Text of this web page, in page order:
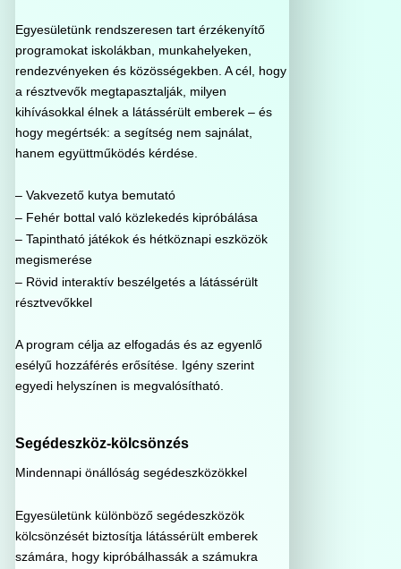
Egyesületünk rendszeresen tart érzékenyítő
programokat iskolákban, munkahelyeken,
rendezvényeken és közösségekben. A cél, hogy
a résztvevők megtapasztalják, milyen
kihívásokkal élnek a látássérült emberek – és
hogy megértsék: a segítség nem sajnálat,
hanem együttműködés kérdése.
– Vakvezető kutya bemutató
– Fehér bottal való közlekedés kipróbálása
– Tapintható játékok és hétköznapi eszközök
megismerése
– Rövid interaktív beszélgetés a látássérült
résztvevőkkel
A program célja az elfogadás és az egyenlő
esélyű hozzáférés erősítése. Igény szerint
egyedi helyszínen is megvalósítható.
Segédeszköz-kölcsönzés
Mindennapi önállóság segédeszközökkel
Egyesületünk különböző segédeszközök
kölcsönzését biztosítja látássérült emberek
számára, hogy kipróbálhassák a számukra